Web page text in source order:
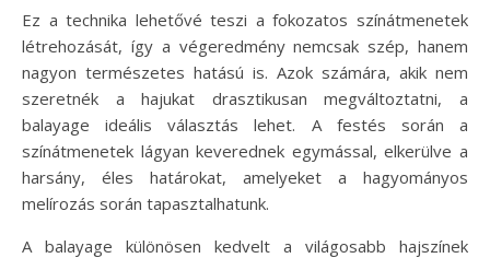
Ez a technika lehetővé teszi a fokozatos színátmenetek
létrehozását, így a végeredmény nemcsak szép, hanem
nagyon természetes hatású is. Azok számára, akik nem
szeretnék a hajukat drasztikusan megváltoztatni, a
balayage ideális választás lehet. A festés során a
színátmenetek lágyan keverednek egymással, elkerülve a
harsány, éles határokat, amelyeket a hagyományos
melírozás során tapasztalhatunk.
A balayage különösen kedvelt a világosabb hajszínek